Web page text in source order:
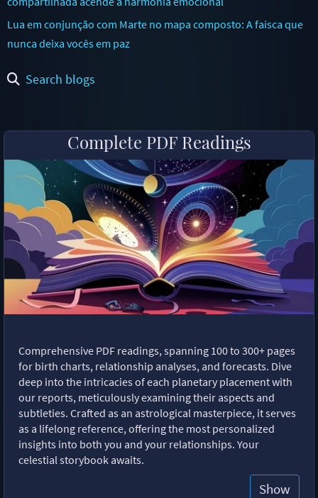
Lua em conjunção com Marte no mapa composto: A faísca que
nunca deixa vocês em paz
Search blogs
Complete PDF Readings
Comprehensive PDF readings, spanning 100 to 300+ pages
for birth charts, relationship analyses, and forecasts. Dive
deep into the intricacies of each planetary placement with
our reports, meticulously examining their aspects and
subtleties. Crafted as an astrological masterpiece, it serves
as a lifelong reference, offering the most personalized
insights into both you and your relationships. Your
celestial storybook awaits.
Show